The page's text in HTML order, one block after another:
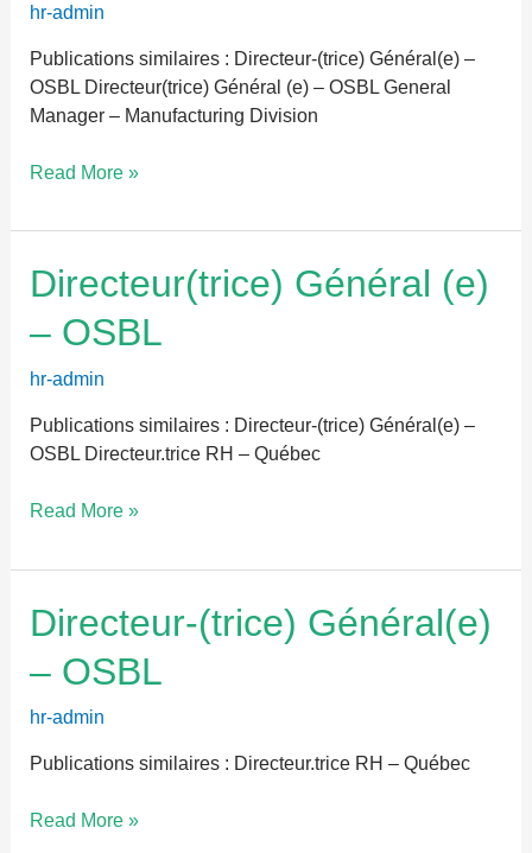
hr-admin
Publications similaires : Directeur-(trice) Général(e) –
OSBL Directeur(trice) Général (e) – OSBL General
Manager – Manufacturing Division
Read More »
Directeur(trice) Général (e)
– OSBL
hr-admin
Publications similaires : Directeur-(trice) Général(e) –
OSBL Directeur.trice RH – Québec
Directeur(trice)
Général
OSBL
Read More »
Directeur-(trice) Général(e)
– OSBL
hr-admin
Publications similaires : Directeur.trice RH – Québec
Directeur-
(trice)
Général(e)
OSBL
Read More »